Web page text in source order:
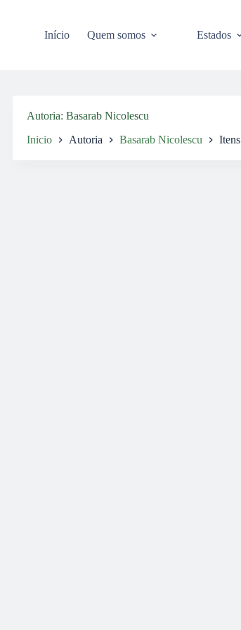
Início Quem somos Estados
Autoria Basarab Nicolescu
Inicio Autoria Basarab Nicolescu Itens